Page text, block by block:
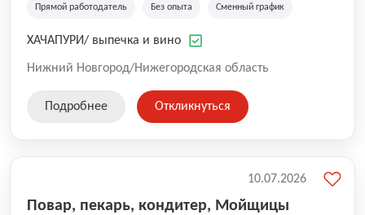
Прямой работодатель Без опыта Сменный график
ХАЧАПУРИ/ выпечка и вино
Нижний Новгород/Нижегородская область
Подробнее Откликнуться
Повар, пекарь, кондитер, Мойщицы
10.07.2026